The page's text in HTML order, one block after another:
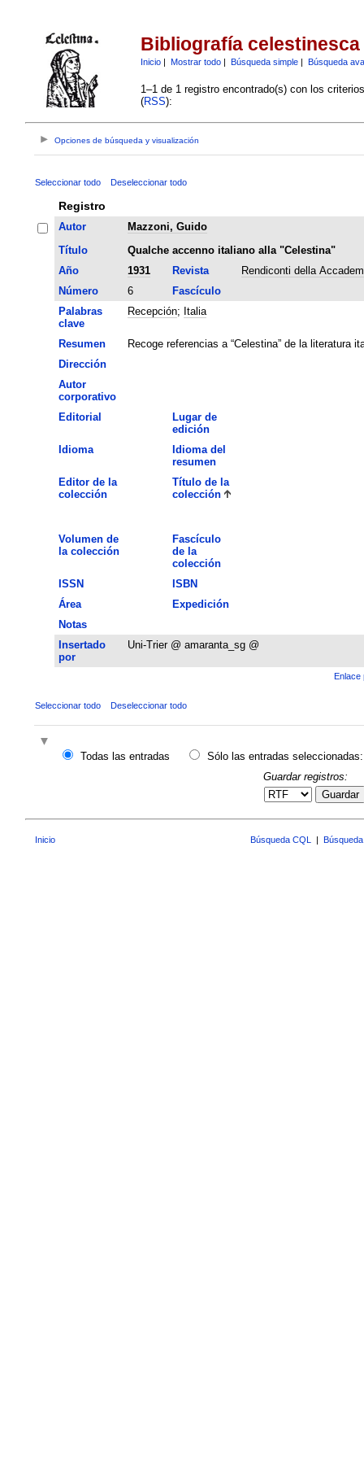
Bibliografía celestinesca
Inicio| Mostrar todo| Búsqueda simple| Búsqueda
1–1 de 1 registro encontrado(s) con los
(RSS):
Opciones de búsqueda y visualización
Seleccionar todo Deseleccionar todo
Registro
Autor
Mazzoni, Guido
Título
Qualche accenno italiano alla "Celestina"
Año
1931 Revista
Rendiconti della
Número
6
Fascículo
Palabras
clave
Recepción; Italia
Resumen
Recoge referencias a “Celestina” de la literatura
Dirección
Autor
corporativo
Editorial
Lugar de
edición
Idioma
Idioma del
resumen
Editor de la
colección
Título de la
colección
Volumen de
la colección
Fascículo
de la
colección
ISSN
ISBN
Área
Expedición
Notas
Insertado
por
Uni-Trier @ amaranta_sg @
Enlace
Seleccionar todo Deseleccionar todo
Todas las entradas
Sólo las entradas seleccionadas:
Guardar registros:
Guardar
Inicio Búsqueda CQL